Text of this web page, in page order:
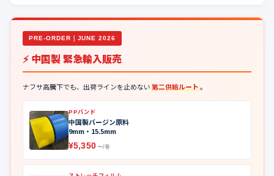
PRE-ORDER｜JUNE 2026
⚡ 中国製 緊急輸入販売
ナフサ高騰下でも、出荷ラインを止めない第二供給ルート。
PPバンド
中国製バージン原料
9mm・15.5mm
¥5,350 〜/巻